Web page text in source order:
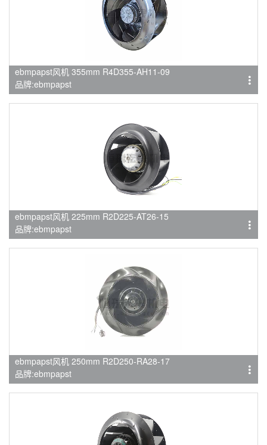
ebmpapst风机 355mm R4D355-AH11-09
品牌:ebmpapst
ebmpapst风机 225mm R2D225-AT26-15
品牌:ebmpapst
ebmpapst风机 250mm R2D250-RA28-17
品牌:ebmpapst